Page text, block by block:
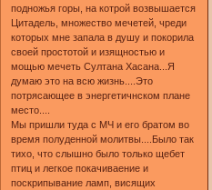
подножья горы, на котрой возвышается
Цитадель, множество мечетей, чреди
которых мне запала в душу и покорила
своей простотой и изящностью и
мощью мечеть Султана Хасана...Я
думаю это на всю жизнь....Это
потрясающее в энергетичнском плане
место....
Мы пришли туда с МЧ и его братом во
время полуденной молитвы....Было так
тихо, что слышно было только щебет
птиц и легкое покачиваение и
поскрипывание ламп, висящих